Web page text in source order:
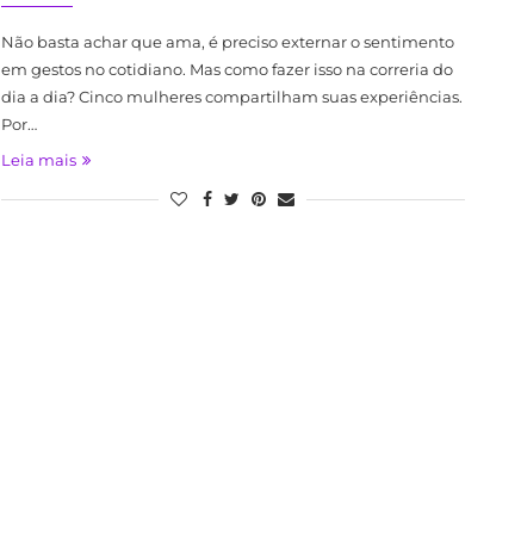
Não basta achar que ama, é preciso externar o sentimento
em gestos no cotidiano. Mas como fazer isso na correria do
dia a dia? Cinco mulheres compartilham suas experiências.
Por…
Leia mais